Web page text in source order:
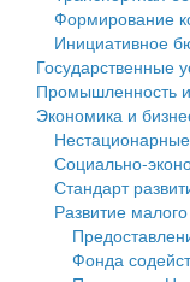
Государственные
Промышленность
Экономика и
Символика
Устав
Гостям округа
Туризм
Культура
Образование
муниципального
Администрация
Тверской области
Управление
Открытые данные
Работа с
Финансовое
Бюджет для
Имущество
Выявление
объектов
Имущественная
Формирование
Инициативное
Государственные
Промышленность
Экономика и
Социально-
Стандарт
Развитие
Фонда